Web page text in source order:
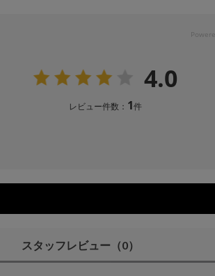
4.0
レビュー件数： 1件
スタッフレビュー （0）